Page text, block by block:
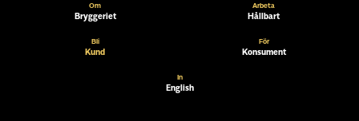
Om
Bryggeriet
Arbeta
Hållbart
Bli
Kund
För
Konsument
In
English